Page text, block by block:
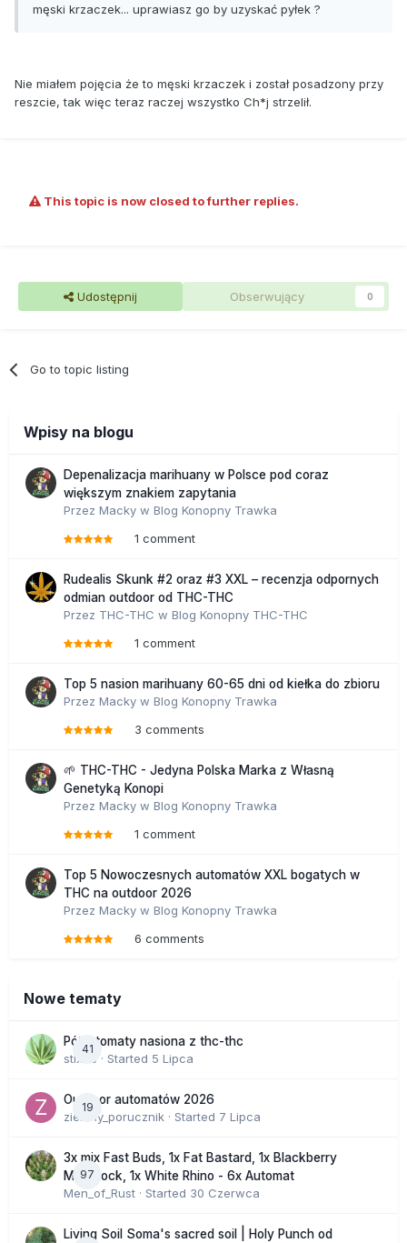
męski krzaczek... uprawiasz go by uzyskać pyłek ?
Nie miałem pojęcia że to męski krzaczek i został posadzony przy
reszcie, tak więc teraz raczej wszystko Ch*j strzelił.
This topic is now closed to further replies.
Udostępnij Obserwujący 0
Go to topic listing
Wpisy na blogu
Depenalizacja marihuany w Polsce pod coraz
większym znakiem zapytania
Przez Macky w Blog Konopny Trawka
1 comment
Rudealis Skunk #2 oraz #3 XXL – recenzja odpornych
odmian outdoor od THC-THC
Przez THC-THC w Blog Konopny THC-THC
1 comment
Top 5 nasion marihuany 60-65 dni od kiełka do zbioru
Przez Macky w Blog Konopny Trawka
3 comments
🌱 THC-THC - Jedyna Polska Marka z Własną
Genetyką Konopi
Przez Macky w Blog Konopny Trawka
1 comment
Top 5 Nowoczesnych automatów XXL bogatych w
THC na outdoor 2026
Przez Macky w Blog Konopny Trawka
6 comments
Nowe tematy
41
Półautomaty nasiona z thc-thc
stix33 · Started 5 Lipca
19
Outdoor automatów 2026
zielony_porucznik · Started 7 Lipca
97
3x mix Fast Buds, 1x Fat Bastard, 1x Blackberry
Moonrock, 1x White Rhino - 6x Automat
Men_of_Rust · Started 30 Czerwca
Living Soil Soma's sacred soil | Holy Punch od